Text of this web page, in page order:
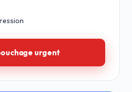
urgent